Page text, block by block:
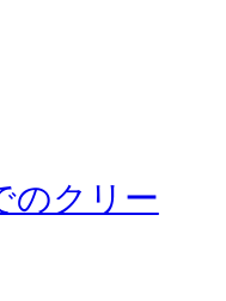
のクリー